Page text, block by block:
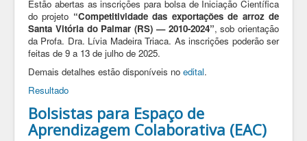
Estão abertas as inscrições para bolsa de Iniciação Científica
do projeto “Competitividade das exportações de arroz de
Santa Vitória do Palmar (RS) — 2010-2024”, sob orientação
da Profa. Dra. Lívia Madeira Triaca. As inscrições poderão ser
feitas de 9 a 13 de julho de 2025.
Demais detalhes estão disponíveis no edital.
Resultado
Bolsistas para Espaço de
Aprendizagem Colaborativa (EAC)